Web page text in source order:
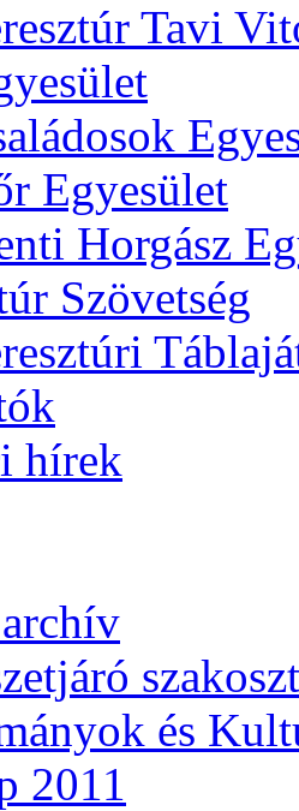
Tavi
Egyesület
Horgász
Szövetség
hírek
és
2011